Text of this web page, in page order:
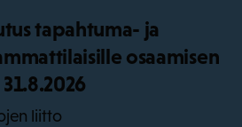
tapahtuma- ja
osaamisen
liitto